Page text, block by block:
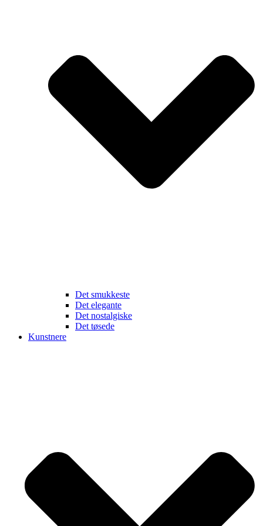
Det smukkeste
Det elegante
Det nostalgiske
Det tøsede
Kunstnere